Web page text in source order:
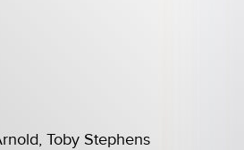
Toby Stephens